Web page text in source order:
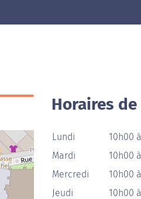
Horaires
Lundi
10h00
Mardi
10h00
Mercredi
10h00
Jeudi
10h00